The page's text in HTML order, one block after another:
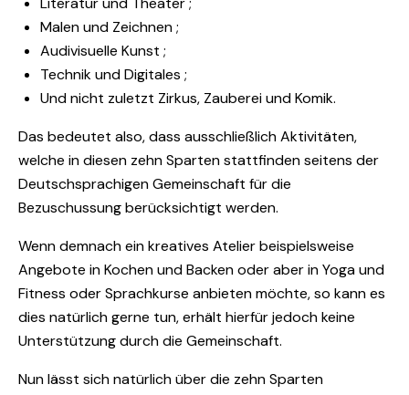
Malen und Zeichnen ;
Audivisuelle Kunst ;
Technik und Digitales ;
Und nicht zuletzt Zirkus, Zauberei und Komik.
Das bedeutet also, dass ausschließlich Aktivitäten,
welche in diesen zehn Sparten stattfinden seitens der
Deutschsprachigen Gemeinschaft für die
Bezuschussung berücksichtigt werden.
Wenn demnach ein kreatives Atelier beispielsweise
Angebote in Kochen und Backen oder aber in Yoga und
Fitness oder Sprachkurse anbieten möchte, so kann es
dies natürlich gerne tun, erhält hierfür jedoch keine
Unterstützung durch die Gemeinschaft.
Nun lässt sich natürlich über die zehn Sparten